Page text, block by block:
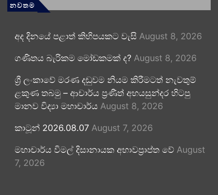
නවතම
අද දිනයේ පළාත් කිහිපයකට වැසි August 8, 2026
ගණිතය බැරිකම මෝඩකමක් ද? August 8, 2026
ශ්‍රී ලංකාවේ මරණ දඬුවම නියම කිරීමටත් නැවතුම්
ළකුණ තබමු – ආචාර්ය ප්‍රණීත් අභයසුන්දර හිටපු
මානව විද්‍යා මහාචාර්ය August 8, 2026
කාටූන් 2026.08.07 August 7, 2026
මහාචාර්ය විමල් දිසානායක අභාවප්‍රාප්ත වේ August
7, 2026